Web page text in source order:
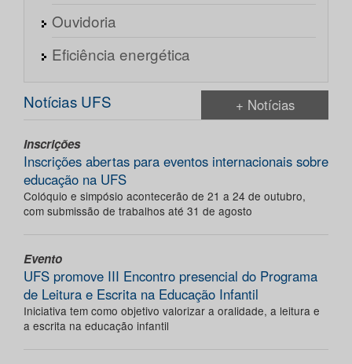
Ouvidoria
Eficiência energética
Notícias UFS + Notícias
Inscrições
Inscrições abertas para eventos internacionais sobre
educação na UFS
Colóquio e simpósio acontecerão de 21 a 24 de outubro,
com submissão de trabalhos até 31 de agosto
Evento
UFS promove III Encontro presencial do Programa
de Leitura e Escrita na Educação Infantil
Iniciativa tem como objetivo valorizar a oralidade, a leitura e
a escrita na educação infantil